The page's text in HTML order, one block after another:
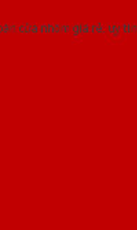
cửa nhôm giá rẻ, uy